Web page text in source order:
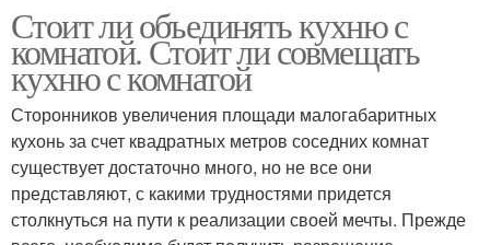
Стоит ли объединять кухню с
комнатой. Стоит ли совмещать
кухню с комнатой
Сторонников увеличения площади малогабаритных
кухонь за счет квадратных метров соседних комнат
существует достаточно много, но не все они
представляют, с какими трудностями придется
столкнуться на пути к реализации своей мечты. Прежде